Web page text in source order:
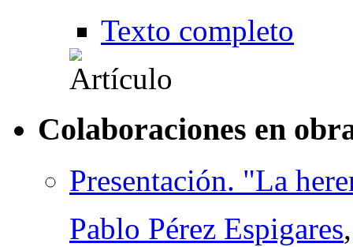
Texto completo
Colaboraciones en
Presentación. "La
Pablo Pérez Espigares